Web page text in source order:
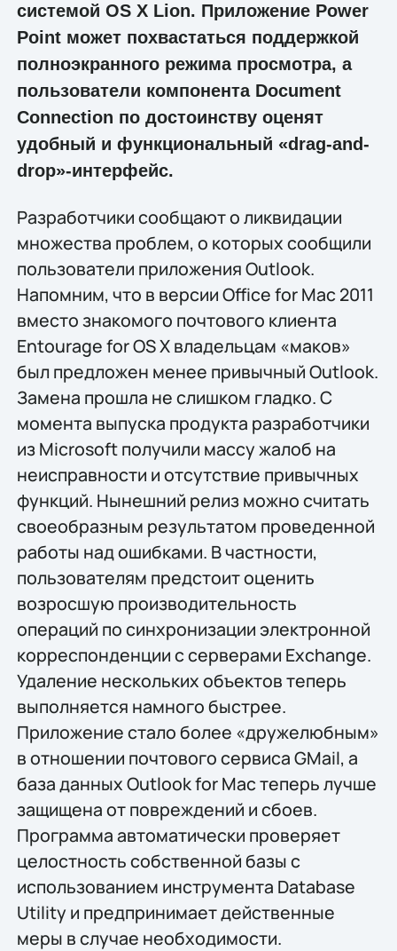
системой OS X Lion. Приложение Power
Point может похвастаться поддержкой
полноэкранного режима просмотра, а
пользователи компонента Document
Connection по достоинству оценят
удобный и функциональный «drag-and-
drop»-интерфейс.
Разработчики сообщают о ликвидации
множества проблем, о которых сообщили
пользователи приложения Outlook.
Напомним, что в версии Office for Mac 2011
вместо знакомого почтового клиента
Entourage for OS X владельцам «маков»
был предложен менее привычный Outlook.
Замена прошла не слишком гладко. С
момента выпуска продукта разработчики
из Microsoft получили массу жалоб на
неисправности и отсутствие привычных
функций. Нынешний релиз можно считать
своеобразным результатом проведенной
работы над ошибками. В частности,
пользователям предстоит оценить
возросшую производительность
операций по синхронизации электронной
корреспонденции с серверами Exchange.
Удаление нескольких объектов теперь
выполняется намного быстрее.
Приложение стало более «дружелюбным»
в отношении почтового сервиса GMail, а
база данных Outlook for Mac теперь лучше
защищена от повреждений и сбоев.
Программа автоматически проверяет
целостность собственной базы с
использованием инструмента Database
Utility и предпринимает действенные
меры в случае необходимости.